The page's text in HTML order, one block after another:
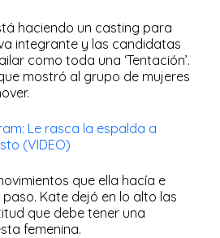
haciendo un casting para
integrante y las candidatas
como toda una ‘Tentación’.
mostró al grupo de mujeres
Le rasca la espalda a
(VIDEO)
que ella hacía e
Kate dejó en lo alto las
que debe tener una
femenina.